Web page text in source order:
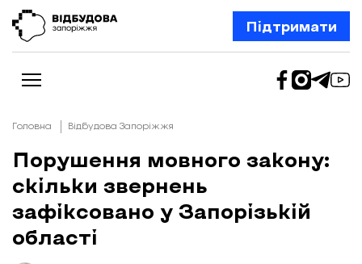
Підтримати
Новини
Відбудова Запоріжжя
Ексклюзив
Бізнес
Шлях додому
Головна Відбудова Запоріжжя
Порушення мовного закону:
скільки звернень
зафіксовано у Запорізькій
області